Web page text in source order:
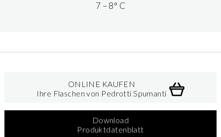
7 – 8° C
ONLINE KAUFEN
Ihre Flaschen von Pedrotti Spumanti
Download
Produktdatenblatt